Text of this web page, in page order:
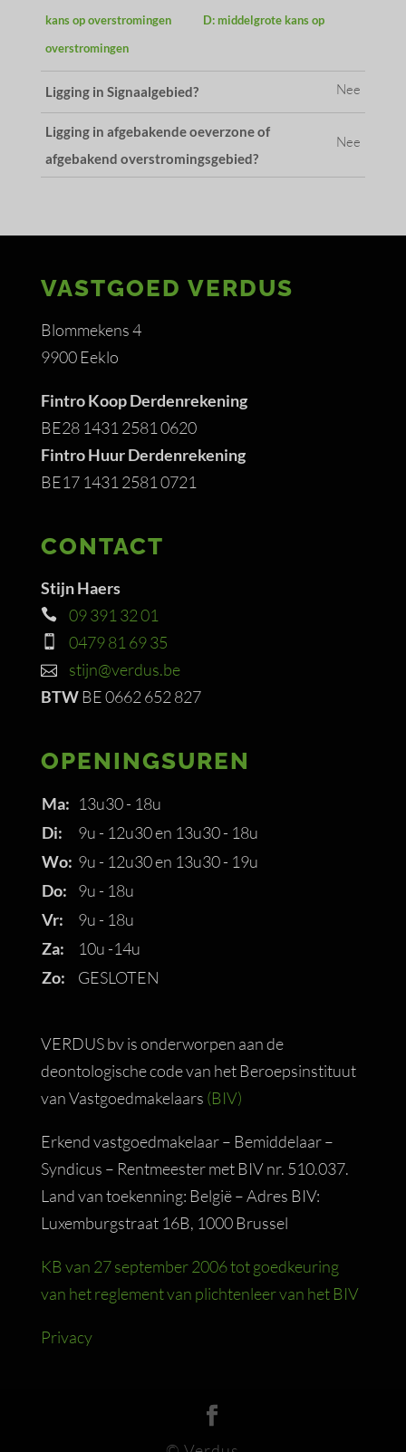
kans op overstromingen
D: middelgrote kans op
overstromingen
Ligging in Signaalgebied? Nee
Ligging in afgebakende oeverzone of
afgebakend overstromingsgebied?
Nee
VASTGOED VERDUS
Blommekens 4
9900 Eeklo
Fintro Koop Derdenrekening
BE28 1431 2581 0620
Fintro Huur Derdenrekening
BE17 1431 2581 0721
CONTACT
Stijn Haers
09 391 32 01
0479 81 69 35
stijn@verdus.be
BTWBE 0662 652 827
OPENINGSUREN
Ma: 13u30 - 18u
Di:
9u - 12u30 en 13u30 - 18u
Wo: 9u - 12u30 en 13u30 - 19u
Do:
9u - 18u
Vr:
9u - 18u
Za:
10u -14u
Zo:
GESLOTEN
VERDUS bv is onderworpen aan de
deontologische code van het Beroepsinstituut
van Vastgoedmakelaars (BIV)
Erkend vastgoedmakelaar – Bemiddelaar –
Syndicus – Rentmeester met BIV nr. 510.037.
Land van toekenning: België – Adres BIV:
Luxemburgstraat 16B, 1000 Brussel
KB van 27 september 2006 tot goedkeuring
van het reglement van plichtenleer van het BIV
Privacy